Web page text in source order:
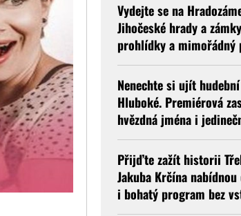
Vydejte se na
Jihočeské hrady a
prohlídky a mimořádný
Nenechte si ujít
Hluboké. Premiérová
hvězdná jména i
Přijďte zažít historii
Jakuba Krčína
i bohatý program bez